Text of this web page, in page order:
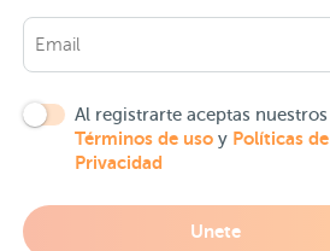
Al registrarte aceptas nuestros
Términos de uso y Políticas de
Privacidad
Unete